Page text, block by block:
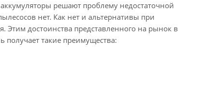
решают проблему недостаточной
нет. Как нет и альтернативы при
Этим достоинства представленного на рынок в
получает такие преимущества: